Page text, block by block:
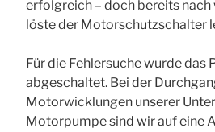
erfolgreich – doch bereits nach
löste der Motorschutzschalter
Für die Fehlersuche wurde das
abgeschaltet. Bei der
Motorwicklungen unserer
Motorpumpe sind wir auf eine